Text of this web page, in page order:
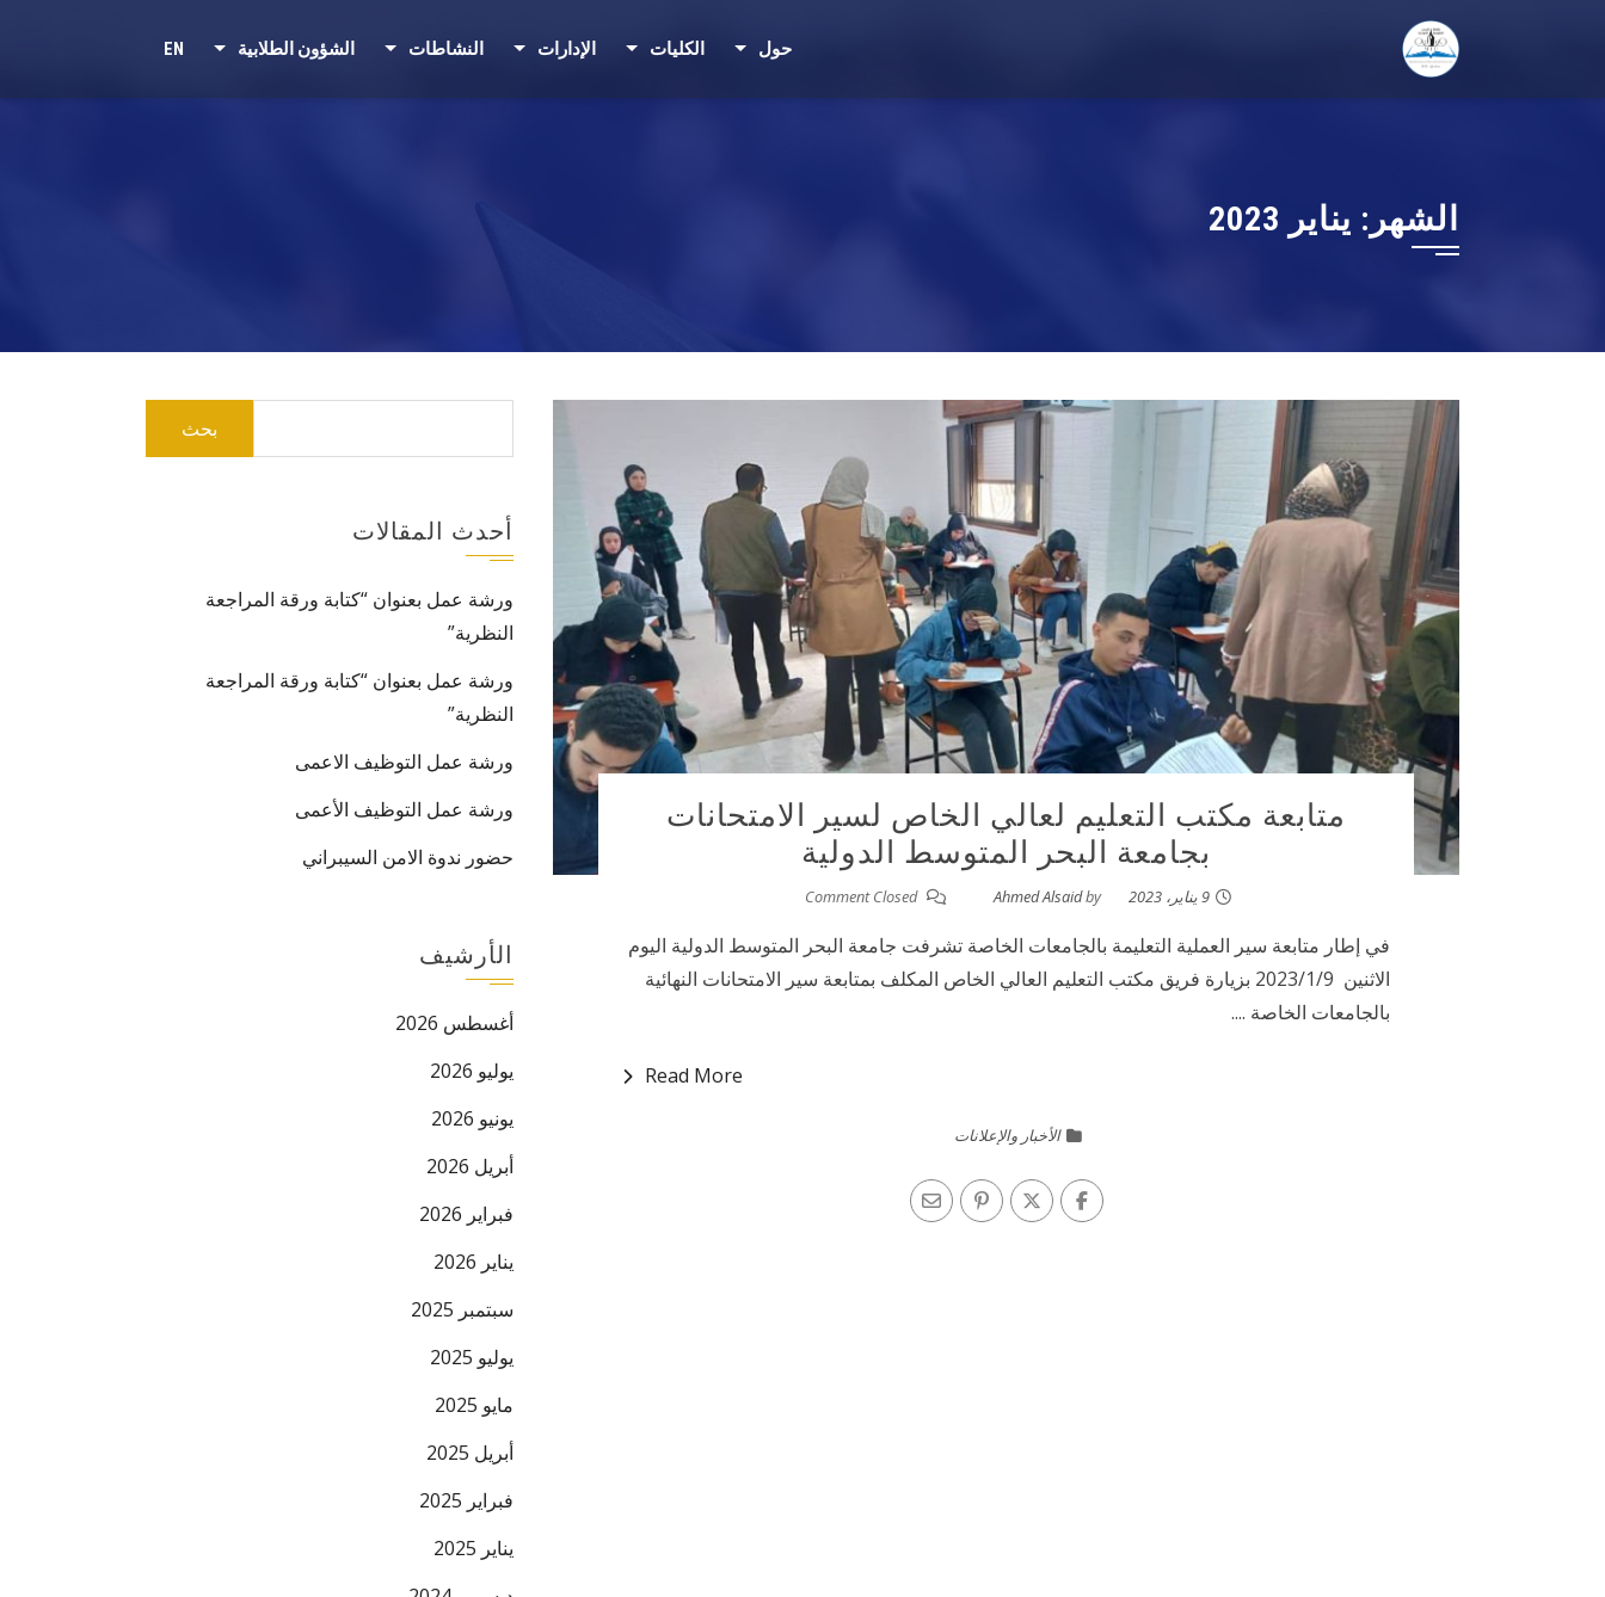
حول الكليات الإدارات النشاطات الشؤون الطلابية EN
الشهر: يناير 2023
متابعة مكتب التعليم لعالي الخاص لسير الامتحانات
بجامعة البحر المتوسط الدولية
9 يناير، 2023 by
Ahmed Alsaid
Comment Closed
في إطار متابعة سير العملية التعليمة بالجامعات الخاصة تشرفت جامعة البحر المتوسط الدولية اليوم
الاثنين 2023/1/9 بزيارة فريق مكتب التعليم العالي الخاص المكلف بمتابعة سير الامتحانات النهائية
بالجامعات الخاصة ....
Read More
الأخبار والإعلانات
أحدث المقالات
ورشة عمل بعنوان “كتابة ورقة المراجعة
النظرية”
ورشة عمل بعنوان “كتابة ورقة المراجعة
النظرية”
ورشة عمل التوظيف الاعمى
ورشة عمل التوظيف الأعمى
حضور ندوة الامن السيبراني
الأرشيف
أغسطس 2026
يوليو 2026
يونيو 2026
أبريل 2026
فبراير 2026
يناير 2026
سبتمبر 2025
يوليو 2025
مايو 2025
أبريل 2025
فبراير 2025
يناير 2025